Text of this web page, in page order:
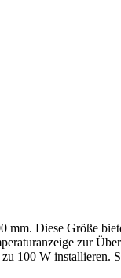
Diese Größe
zur
100 W installieren.